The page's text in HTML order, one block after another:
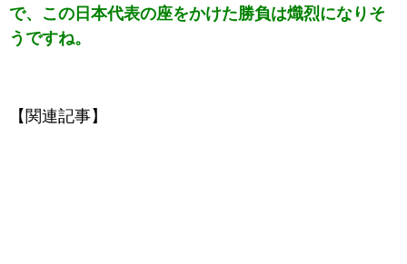
で、この日本代表の座をかけた勝負は熾烈になりそ
うですね。
【関連記事】